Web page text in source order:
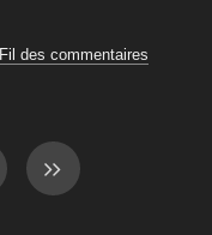
Fil des commentaires